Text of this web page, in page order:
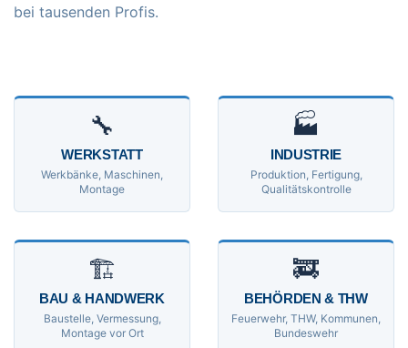
bei tausenden Profis.
🔧
WERKSTATT
Werkbänke, Maschinen,
Montage
🏭
INDUSTRIE
Produktion, Fertigung,
Qualitätskontrolle
🏗
BAU & HANDWERK
Baustelle, Vermessung,
Montage vor Ort
🚒
BEHÖRDEN & THW
Feuerwehr, THW, Kommunen,
Bundeswehr